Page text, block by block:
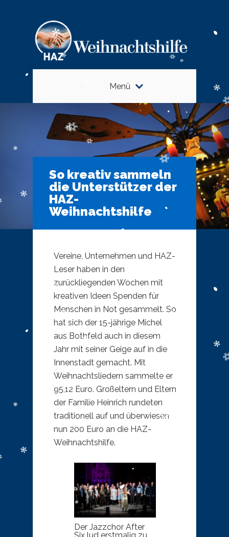
Menü
So kreativ sammeln
die Unterstützer der
HAZ-
Weihnachtshilfe
​Vereine, Unternehmen und HAZ-
Leser haben in den
zurückliegenden Wochen mit
kreativen Ideen Spenden für
Menschen in Not gesammelt. So
hat sich der 15-jährige Michel
aus Bothfeld auch in diesem
Jahr mit seiner Geige auf in die
Innenstadt gemacht. Mit
Weihnachtsliedern sammelte er
95,12 Euro. Großeltern und Eltern
der Familie Heinrich rundeten
traditionell auf und überwiesen
nun 200 Euro an die HAZ-
Weihnachtshilfe.
Der Jazzchor After